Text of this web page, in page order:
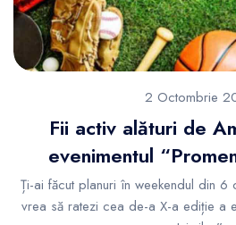
2 Octombrie
Fii activ alături de
evenimentul
Ți-ai făcut planuri în weekendul din 6
vrea să ratezi cea de-a X-a ediție a